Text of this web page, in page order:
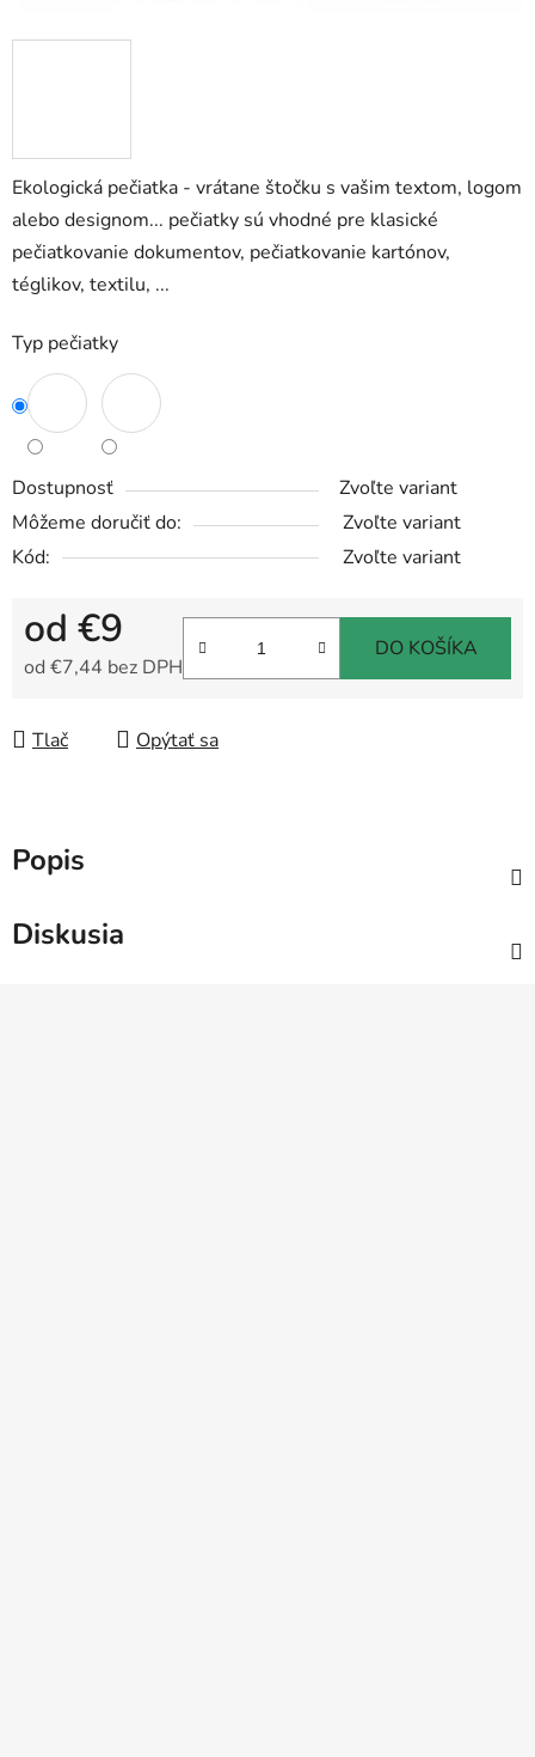
Ekologická pečiatka - vrátane štočku s vašim textom, logom
alebo designom... pečiatky sú vhodné pre klasické
pečiatkovanie dokumentov, pečiatkovanie kartónov,
téglikov, textilu, ...
Typ pečiatky
Dostupnosť
Zvoľte variant
Môžeme doručiť do:
Zvoľte variant
Kód:
Zvoľte variant
od €9
od €7,44 bez DPH
DO KOŠÍKA
Tlač Opýtať sa
Popis
Diskusia